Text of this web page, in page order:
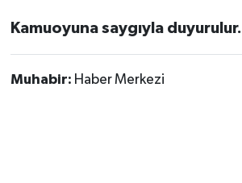
Kamuoyuna saygıyla duyurulur.
Muhabir: Haber Merkezi